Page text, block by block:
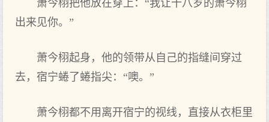
萧今栩把他放在‌穿上：“我‌让十八岁的萧今栩
出来见你。”
萧今栩起身，他的领带从自己的指缝间穿过
去，宿宁蜷了蜷指尖：“噢。”
萧今栩都不用离开宿宁的视线，直接从衣柜里